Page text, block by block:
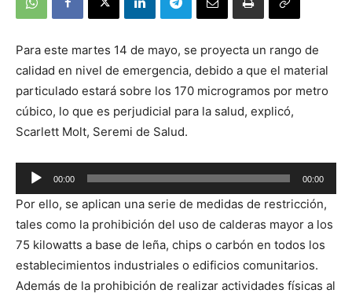
Para este martes 14 de mayo, se proyecta un rango de
calidad en nivel de emergencia, debido a que el material
particulado estará sobre los 170 microgramos por metro
cúbico, lo que es perjudicial para la salud, explicó,
Scarlett Molt, Seremi de Salud.
Reproductor
de
audio
00:00 00:00
Por ello, se aplican una serie de medidas de restricción,
tales como la prohibición del uso de calderas mayor a los
75 kilowatts a base de leña, chips o carbón en todos los
establecimientos industriales o edificios comunitarios.
Además de la prohibición de realizar actividades físicas al